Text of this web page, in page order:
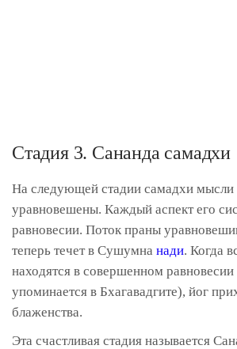
Стадия 3. Сананда самадхи
На следующей стадии самадхи мысли
уравновешены. Каждый аспект его
равновесии. Поток праны
теперь течет в Сушумна нади. Когда
находятся в совершенном равновесии
упоминается в Бхагавадгите), йог
блаженства.
Эта счастливая стадия называется